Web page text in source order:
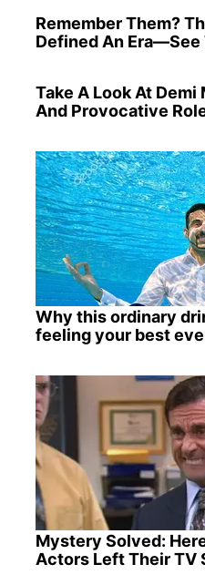
Remember Them?
Defined An
Take A Look At
And Provocative
Why this ordinary
feeling your best
Mystery Solved:
Actors Left Their TV